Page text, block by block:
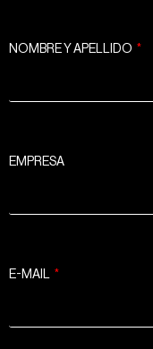
NOMBRE Y APELLIDO
EMPRESA
E-MAIL